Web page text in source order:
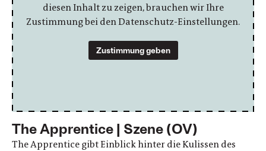
diesen Inhalt zu zeigen, brauchen wir Ihre
Zustimmung bei den Datenschutz-Einstellungen.
Zustimmung geben
The Apprentice | Szene (OV)
The Apprentice gibt Einblick hinter die Kulissen des